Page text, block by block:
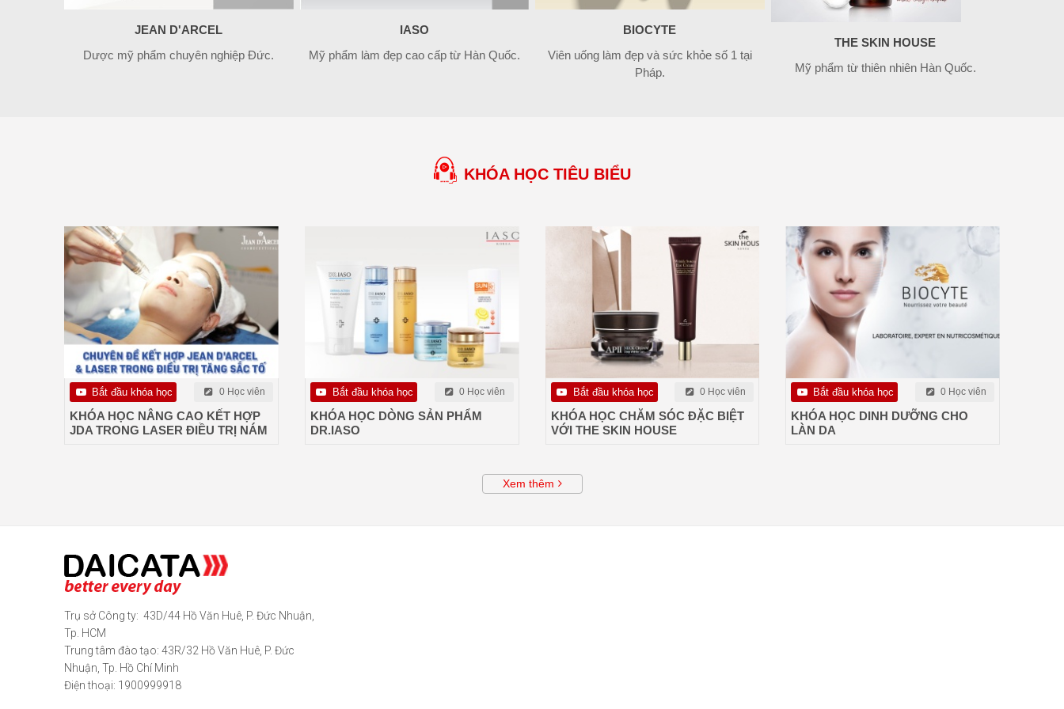
JEAN D'ARCEL
Dược mỹ phẩm chuyên nghiệp Đức.
IASO
Mỹ phẩm làm đẹp cao cấp từ Hàn Quốc.
BIOCYTE
Viên uống làm đẹp và sức khỏe số 1 tại
Pháp.
THE SKIN HOUSE
Mỹ phẩm từ thiên nhiên Hàn Quốc.
KHÓA HỌC TIÊU BIỂU
Bắt đầu khóa học 0 Học viên
KHÓA HỌC NÂNG CAO KẾT HỢP
JDA TRONG LASER ĐIỀU TRỊ NÁM
Bắt đầu khóa học 0 Học viên
KHÓA HỌC DÒNG SẢN PHẨM
DR.IASO
Bắt đầu khóa học 0 Học viên
KHÓA HỌC CHĂM SÓC ĐẶC BIỆT
VỚI THE SKIN HOUSE
Bắt đầu khóa học 0 Học viên
KHÓA HỌC DINH DƯỠNG CHO
LÀN DA
Xem thêm
Trụ sở Công ty: 43D/44 Hồ Văn Huê, P. Đức Nhuận,
Tp. HCM
Trung tâm đào tạo: 43R/32 Hồ Văn Huê, P. Đức
Nhuận, Tp. Hồ Chí Minh
Điện thoại: 1900999918